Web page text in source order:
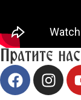
Пратите нас